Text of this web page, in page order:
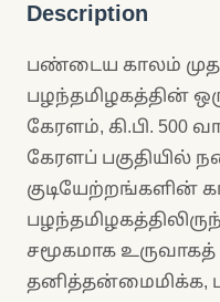
Description
பண்டைய காலம் முதல்
பழந்தமிழகத்தின்
கேரளம், கி.பி. 500
கேரளப் பகுதியில்
குடியேற்றங்களின்
சமூகமாக
தனித்தன்மைமிக்க,